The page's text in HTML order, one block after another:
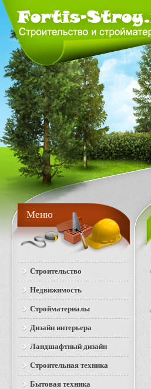
Меню
Строительство
Недвижимость
Стройматериалы
Дизайн интерьера
Ландшафтный дизайн
Строительная техника
Бытовая техника